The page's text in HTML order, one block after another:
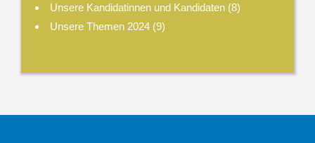
Unsere Kandidatinnen und Kandidaten (8)
Unsere Themen 2024 (9)